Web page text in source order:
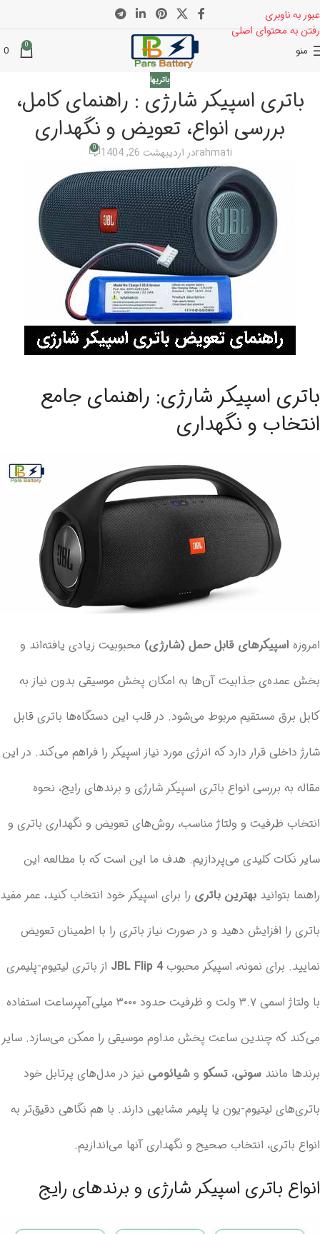
عبور به ناوبری
رفتن به محتوای اصلی
منو 0
0
باتریها
باتری اسپیکر شارژی : راهنمای کامل،
بررسی انواع، تعویض و نگهداری
rahmatiدر اردیبهشت 26, 1404 0
باتری اسپیکر شارژی: راهنمای جامع
انتخاب و نگهداری
امروزه اسپیکرهای قابل حمل (شارژی) محبوبیت زیادی یافته‌اند و
بخش عمده‌ی جذابیت آن‌ها به امکان پخش موسیقی بدون نیاز به
کابل برق مستقیم مربوط می‌شود. در قلب این دستگاه‌ها باتری قابل
شارژ داخلی قرار دارد که انرژی مورد نیاز اسپیکر را فراهم می‌کند. در این
مقاله به بررسی انواع باتری اسپیکر شارژی و برندهای رایج، نحوه
انتخاب ظرفیت و ولتاژ مناسب، روش‌های تعویض و نگهداری باتری و
سایر نکات کلیدی می‌پردازیم. هدف ما این است که با مطالعه این
راهنما بتوانید بهترین باتری را برای اسپیکر خود انتخاب کنید، عمر مفید
باتری را افزایش دهید و در صورت نیاز باتری را با اطمینان تعویض
نمایید. برای نمونه، اسپیکر محبوب JBL Flip 4 از باتری لیتیوم-پلیمری
با ولتاژ اسمی ۳.۷ ولت و ظرفیت حدود ۳۰۰۰ میلی‌آمپر‌ساعت استفاده
می‌کند که چندین ساعت پخش مداوم موسیقی را ممکن می‌سازد. سایر
برندها مانند سونی، تسکو و شیائومی نیز در مدل‌های پرتابل خود
باتری‌های لیتیوم-یون یا پلیمر مشابهی دارند. با هم نگاهی دقیق‌تر به
انواع باتری، انتخاب صحیح و نگهداری آنها می‌اندازیم.
انواع باتری اسپیکر شارژی و برندهای رایج